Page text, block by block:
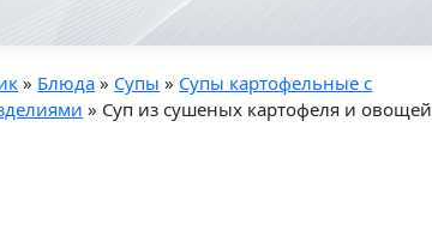
» Блюда » Супы » Супы картофельные с
» Суп из сушеных картофеля и овощей